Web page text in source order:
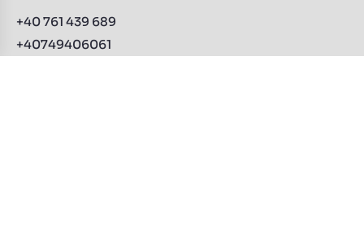
+40 761 439 689
+40749406061